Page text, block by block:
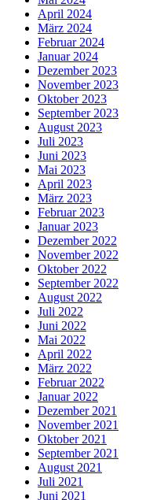
April 2024
März 2024
Februar 2024
Januar 2024
Dezember 2023
November 2023
Oktober 2023
September 2023
August 2023
Juli 2023
Juni 2023
Mai 2023
April 2023
März 2023
Februar 2023
Januar 2023
Dezember 2022
November 2022
Oktober 2022
September 2022
August 2022
Juli 2022
Juni 2022
Mai 2022
April 2022
März 2022
Februar 2022
Januar 2022
Dezember 2021
November 2021
Oktober 2021
September 2021
August 2021
Juli 2021
Juni 2021